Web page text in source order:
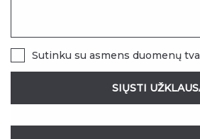
Sutinku su asmens duomenų
SIŲSTI